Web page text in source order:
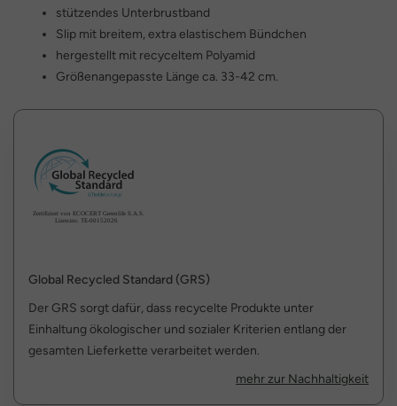
stützendes Unterbrustband
Slip mit breitem, extra elastischem Bündchen
hergestellt mit recyceltem Polyamid
Größenangepasste Länge ca. 33-42 cm.
Global Recycled Standard (GRS)
Der GRS sorgt dafür, dass recycelte Produkte unter
Einhaltung ökologischer und sozialer Kriterien entlang der
gesamten Lieferkette verarbeitet werden.
mehr zur Nachhaltigkeit